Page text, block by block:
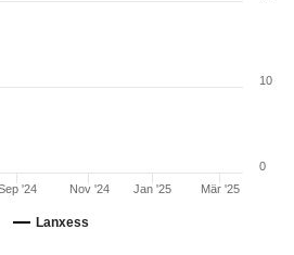
Lanxess
'24 Nov '24 Jan '25 Mär '25
0
10